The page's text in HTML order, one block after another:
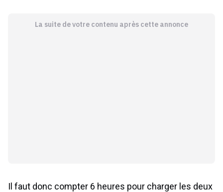
La suite de votre contenu après cette annonce
Il faut donc compter 6 heures pour charger les deux